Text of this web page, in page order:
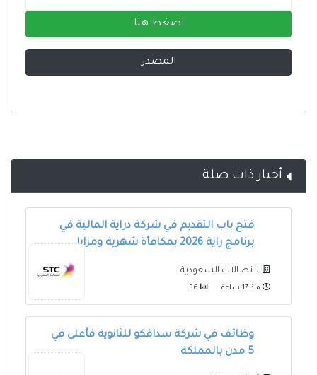
اضغط هنا
المصدر
أخبار ذات صلة
فتح باب التقديم في شركة دراية المالية في
برنامج راية 2026 بمكافأة شهرية ومزايا
الاتصالات السعودية
منذ 17 ساعة
وظائف في شركة سدافكو للثانوية فأعلى في
5 مدن بالمملكة